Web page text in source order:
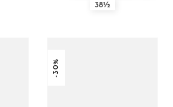
38½
-30%